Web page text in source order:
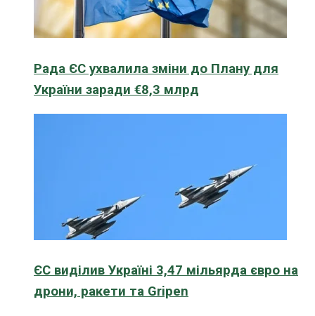
Рада ЄС ухвалила зміни до Плану для
України заради €8,3 млрд
ЄС виділив Україні 3,47 мільярда євро на
дрони, ракети та Gripen